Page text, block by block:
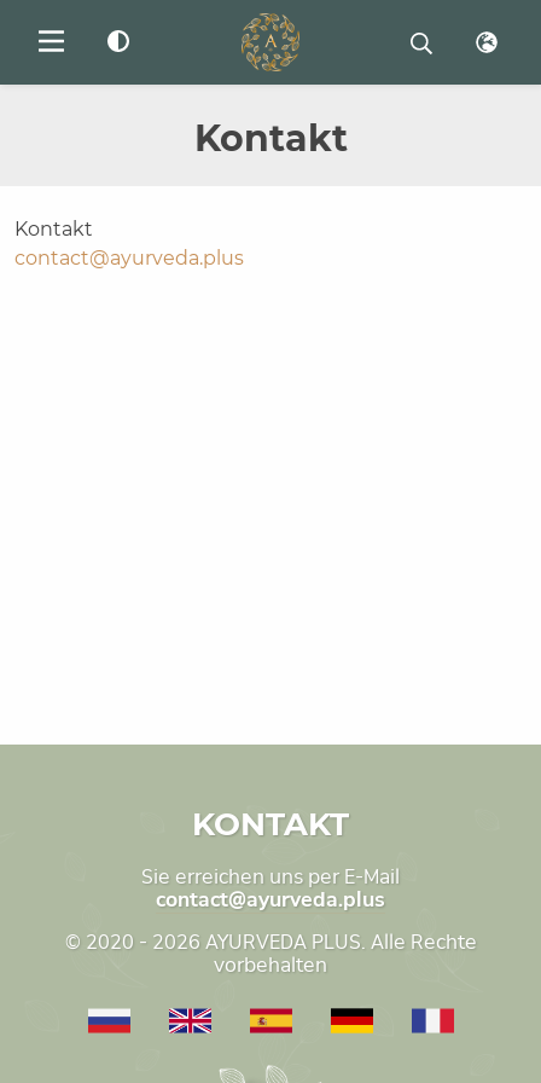
Kontakt
Kontakt
contact@ayurveda.plus
KONTAKT
Sie erreichen uns per E-Mail
contact@ayurveda.plus
© 2020 - 2026 AYURVEDA PLUS. Alle Rechte
vorbehalten